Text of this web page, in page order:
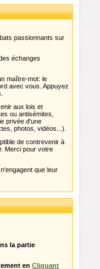
passionnants sur
échanges
maître-mot: le
avec vous. Appuyez
aux lois et
ou antisémites,
privée d'une
photos, vidéos...).
de contrevenir à
Merci pour votre
que leur
la partie
en Cliquant